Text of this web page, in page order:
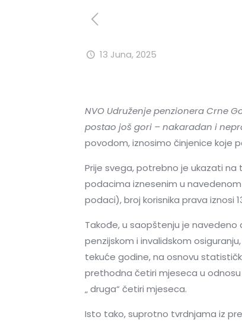
13 Juna, 2025
NVO Udruženje penzionera Crne
postao još gori – nakaradan i
povodom, iznosimo činjenice koje
Prije svega, potrebno je ukazati na
podacima iznesenim u
podaci), broj korisnika prava iznosi
Takođe, u saopštenju je navedeno
penzijskom i invalidskom
tekuće godine, na osnovu
prethodna četiri mjeseca u
„ druga“ četiri mjeseca.
Isto tako, suprotno tvrdnjama iz